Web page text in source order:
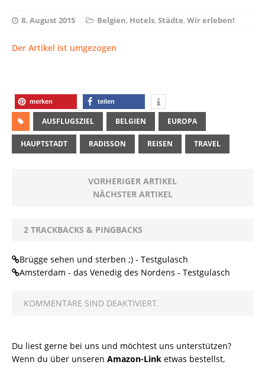
8. August 2015 Belgien, Hotels, Städte, Wir erleben!
Der Artikel ist umgezogen
merken teilen
AUSFLUGSZIEL BELGIEN EUROPA
HAUPTSTADT RADISSON REISEN TRAVEL
VORHERIGER ARTIKEL
NÄCHSTER ARTIKEL
2 TRACKBACKS & PINGBACKS
Brügge sehen und sterben ;) - Testgulasch
Amsterdam - das Venedig des Nordens - Testgulasch
KOMMENTARE SIND DEAKTIVIERT.
Du liest gerne bei uns und möchtest uns unterstützen?
Wenn du über unseren Amazon-Link etwas bestellst,